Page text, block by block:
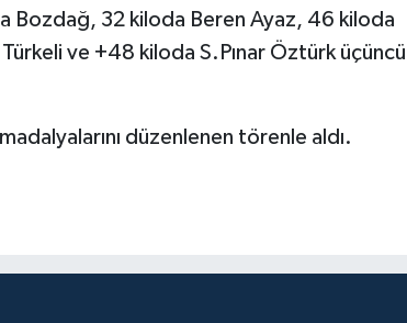
Bozdağ, 32 kiloda Beren Ayaz, 46 kiloda
ve +48 kiloda S.Pınar Öztürk üçüncü
düzenlenen törenle aldı.